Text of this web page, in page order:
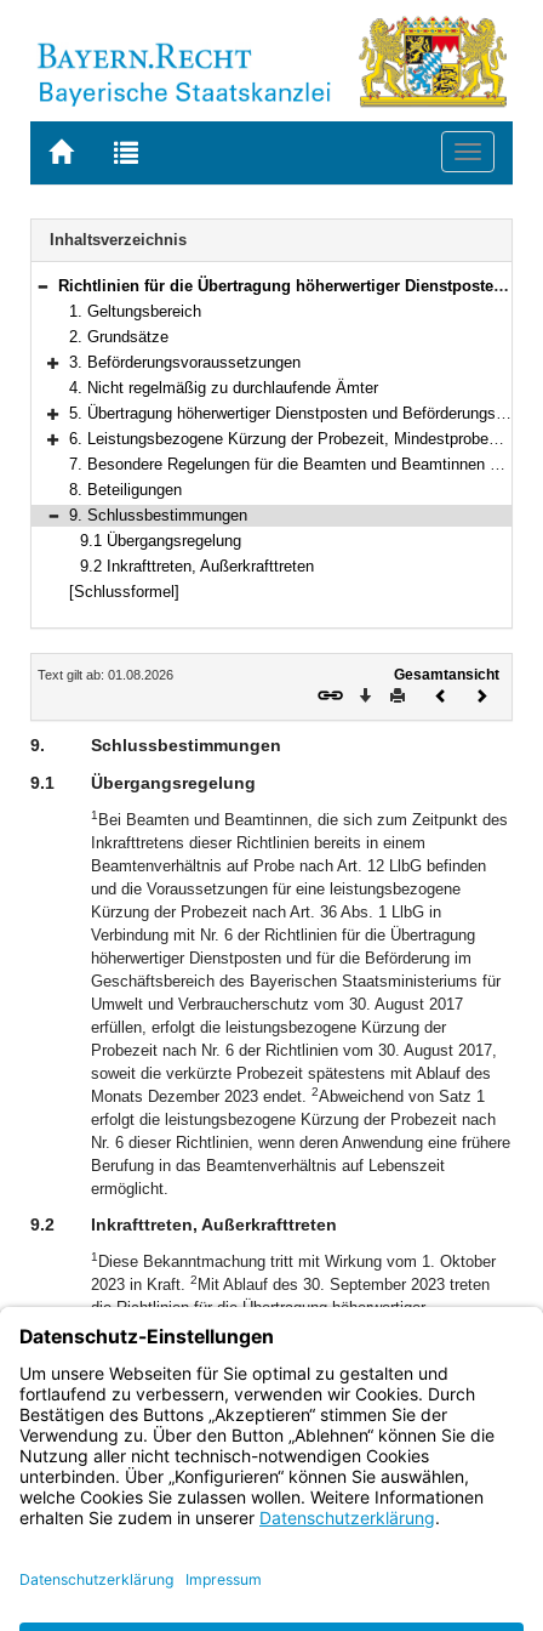
Zur
BAYERN.RECHT
Zur
letzten
Suche
Toggle
Navigation
Inhaltsverzeichnis
Bereich reduzieren
Richtlinien für die Übertragung höherwertiger Dienstposten und für die Beförderung im Geschäftsbereich des Bayerischen Staatsministeriums für Umwelt und Verbraucherschutz
1. Geltungsbereich
2. Grundsätze
Bereich erweitern
3. Beförderungsvoraussetzungen
4. Nicht regelmäßig zu durchlaufende Ämter
Bereich erweitern
5. Übertragung höherwertiger Dienstposten und Beförderungsauswahl
Bereich erweitern
6. Leistungsbezogene Kürzung der Probezeit, Mindestprobezeit
7. Besondere Regelungen für die Beamten und Beamtinnen des StMUV
8. Beteiligungen
Bereich reduzieren
9. Schlussbestimmungen
9.1 Übergangsregelung
9.2 Inkrafttreten, Außerkrafttreten
[Schlussformel]
Inhalt
Text gilt ab: 01.08.2026
Gesamtansicht
Download
DruckenVorheriges
9.
Schlussbestimmungen
9.1
Übergangsregelung
1 Bei Beamten und Beamtinnen, die sich zum Zeitpunkt des
Inkrafttretens dieser Richtlinien bereits in einem
Beamtenverhältnis auf Probe nach Art. 12 LlbG befinden
und die Voraussetzungen für eine leistungsbezogene
Kürzung der Probezeit nach Art. 36 Abs. 1 LlbG in
Verbindung mit Nr. 6 der Richtlinien für die Übertragung
höherwertiger Dienstposten und für die Beförderung im
Geschäftsbereich des Bayerischen Staatsministeriums für
Umwelt und Verbraucherschutz vom 30. August 2017
erfüllen, erfolgt die leistungsbezogene Kürzung der
Probezeit nach Nr. 6 der Richtlinien vom 30. August 2017,
soweit die verkürzte Probezeit spätestens mit Ablauf des
Monats Dezember 2023 endet. 2Abweichend von Satz 1
erfolgt die leistungsbezogene Kürzung der Probezeit nach
Nr. 6 dieser Richtlinien, wenn deren Anwendung eine frühere
Berufung in das Beamtenverhältnis auf Lebenszeit
ermöglicht.
9.2 Inkrafttreten, Außerkrafttreten
1 Diese Bekanntmachung tritt mit Wirkung vom 1. Oktober
2023 in Kraft. 2 Mit Ablauf des 30. September 2023 treten
die Richtlinien für die Übertragung höherwertiger
Dienstposten und für die Beförderung im Geschäftsbereich
des Bayerischen Staatsministeriums für Umwelt und
Verbraucherschutz vom 30. August 2017 (AllMBl. S. 409)
außer Kraft.
Bayern.de
BayernPortal
Impressum